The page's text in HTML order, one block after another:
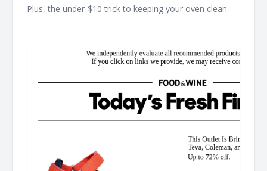
Plus, the under-$10 trick to keeping your oven clean. ‌ ‌ ‌ ‌